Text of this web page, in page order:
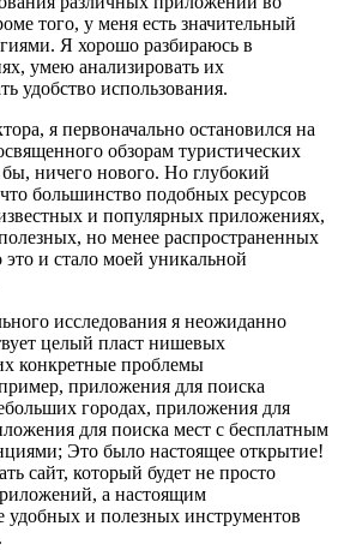
того, у меня есть значительный
Я хорошо разбираюсь в
умею анализировать их
удобство использования.
я первоначально остановился на
обзорам туристических
ничего нового. Но глубокий
большинство подобных ресурсов
и популярных приложениях,
но менее распространенных
и стало моей уникальной
исследования я неожиданно
целый пласт нишевых
конкретные проблемы
приложения для поиска
городах, приложения для
для поиска мест с бесплатным
Это было настоящее открытие!
сайт, который будет не просто
а настоящим
удобных и полезных инструментов